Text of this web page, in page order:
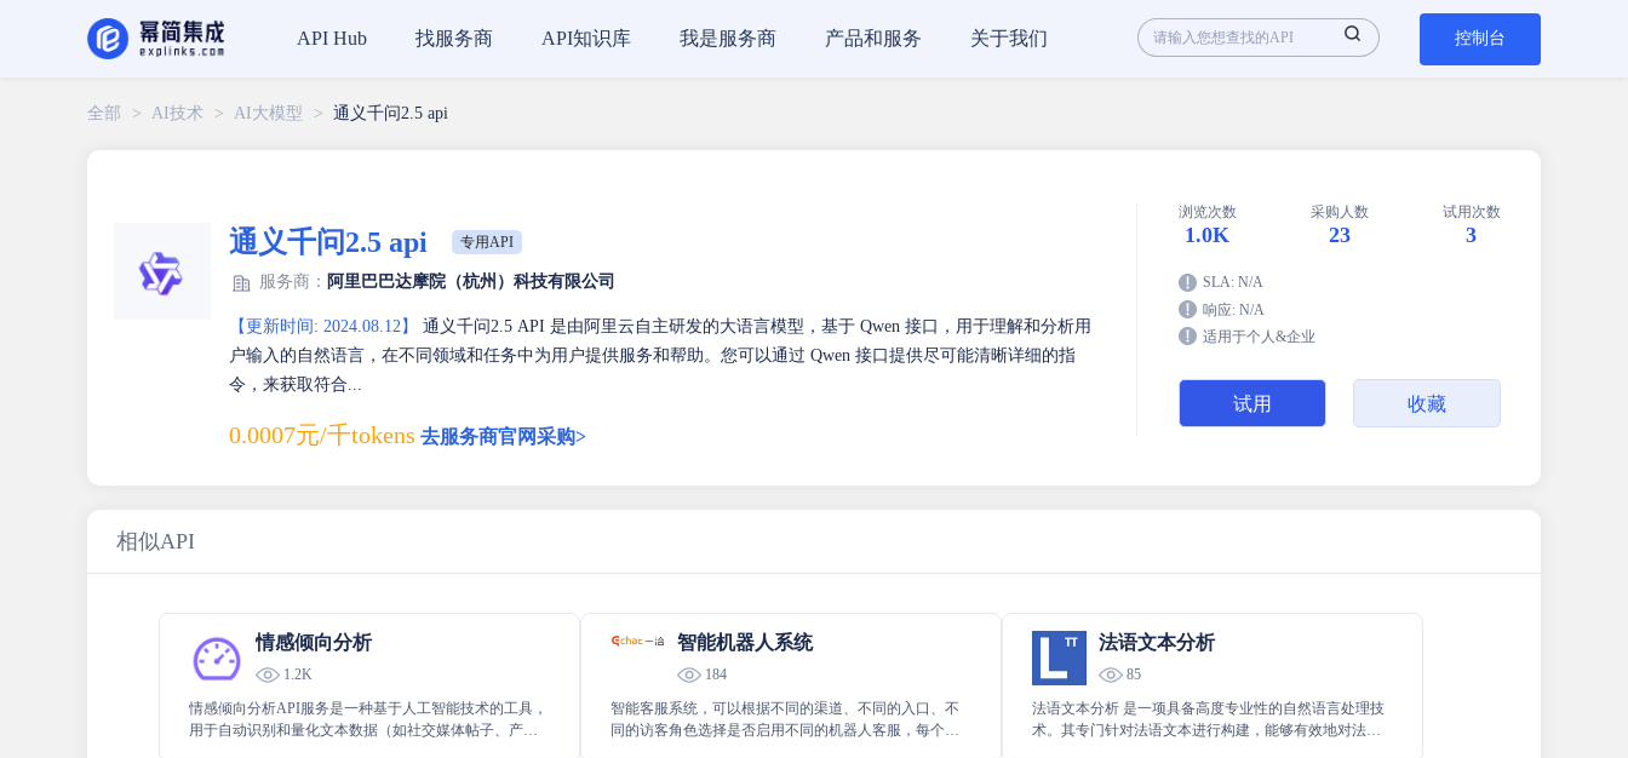
API Hub 找服务商 API知识库 我是服务商 产品和服务 关于我们 控制台
全部 > AI技术 > AI大模型 > 通义千问2.5 api
通义千问2.5 api 专用API
服务商： 阿里巴巴达摩院（杭州）科技有限公司
【更新时间: 2024.08.12】
通义千问2.5 API 是由阿里云自主研发的大语言模型，基于 Qwen 接口，用于理解和分析用
户输入的自然语言，在不同领域和任务中为用户提供服务和帮助。您可以通过 Qwen 接口提供尽可能清晰详细的指
令，来获取符合...
0.0007元/千tokens 去服务商官网采购>
浏览次数
1.0K
采购人数
23
试用次数
3
SLA: N/A
响应: N/A
适用于个人&企业
试用 收藏
相似API
情感倾向分析
1.2K
情感倾向分析API服务是一种基于人工智能技术的工具，
用于自动识别和量化文本数据（如社交媒体帖子、产品
智能机器人系统
184
智能客服系统，可以根据不同的渠道、不同的入口、不
同的访客角色选择是否启用不同的机器人客服，每个客
法语文本分析
85
法语文本分析 是一项具备高度专业性的自然语言处理技
术。其专门针对法语文本进行构建，能够有效地对法语